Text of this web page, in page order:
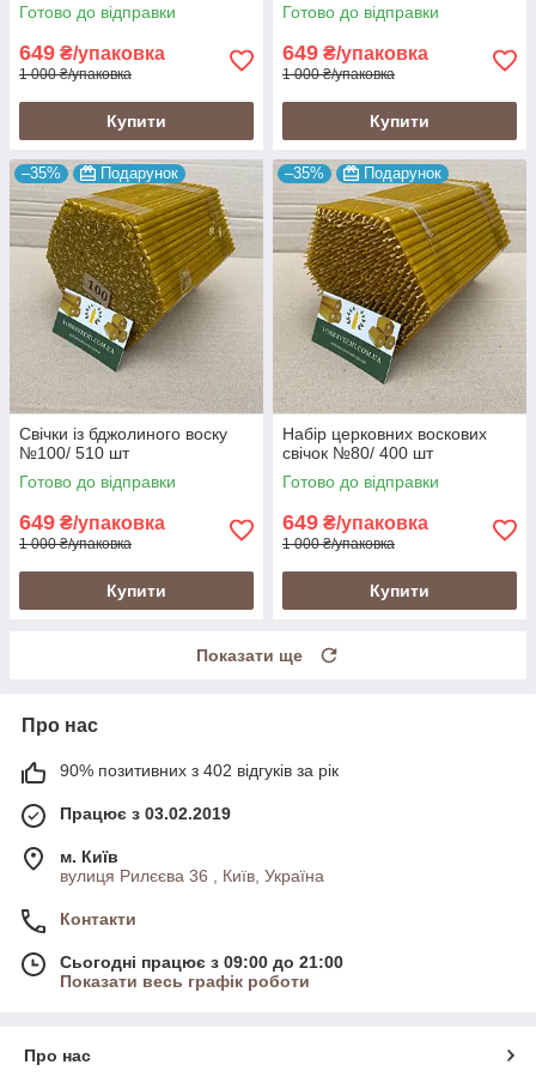
Готово до відправки
649 ₴/упаковка
1 000 ₴/упаковка
Купити
Готово до відправки
649 ₴/упаковка
1 000 ₴/упаковка
Купити
–35% Подарунок
Свічки із бджолиного воску
№100/ 510 шт
Готово до відправки
649 ₴/упаковка
1 000 ₴/упаковка
Купити
–35% Подарунок
Набір церковних воскових
свічок №80/ 400 шт
Готово до відправки
649 ₴/упаковка
1 000 ₴/упаковка
Купити
Показати ще
Про нас
90% позитивних з 402 відгуків за рік
Працює з 03.02.2019
м. Київ
вулиця Рилєєва 36 , Київ, Україна
Контакти
Сьогодні працює з 09:00 до 21:00
Показати весь графік роботи
Про нас